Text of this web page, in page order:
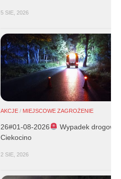
5 SIE, 2026
AKCJE / MIEJSCOWE ZAGROŻENIE
26#01-08-2026
Wypadek drogowy
Ciekocino
2 SIE, 2026